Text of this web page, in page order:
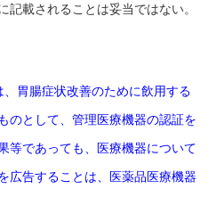
記載されることは妥当ではない。
胃腸症状改善のために飲用する
のとして、管理医療機器の認証を
等であっても、医療機器について
広告することは、医薬品医療機器